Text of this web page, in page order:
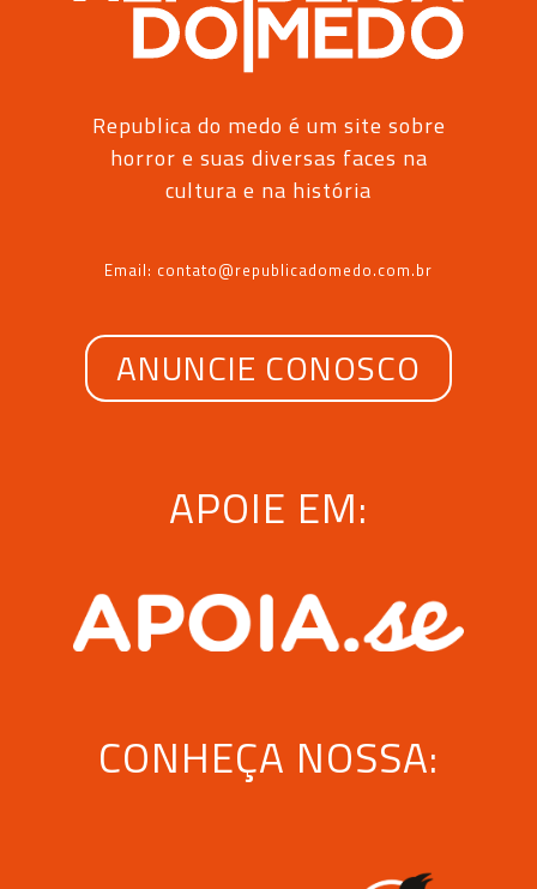
Republica do medo é um site sobre
horror e suas diversas faces na
cultura e na história
Email: contato@republicadomedo.com.br
ANUNCIE CONOSCO
APOIE EM:
CONHEÇA NOSSA: